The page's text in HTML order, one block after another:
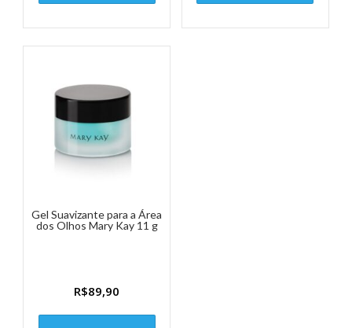
Gel Suavizante para a Área
dos Olhos Mary Kay 11 g
R$89,90